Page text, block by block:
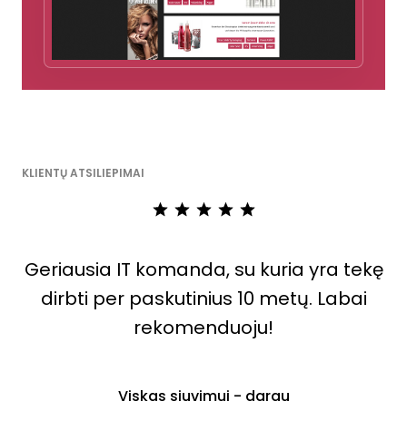
KLIENTŲ ATSILIEPIMAI
Geriausia IT komanda, su kuria yra tekę
dirbti per paskutinius 10 metų. Labai
rekomenduoju!
Viskas siuvimui - darau